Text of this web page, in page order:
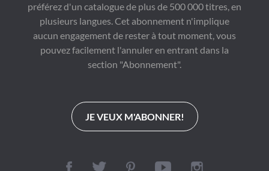
préférez d'un catalogue de plus de 500 000 titres, en
plusieurs langues. Cet abonnement n'implique
aucun engagement de rester à tout moment, vous
pouvez facilement l'annuler en entrant dans la
section "Abonnement".
JE VEUX M'ABONNER!